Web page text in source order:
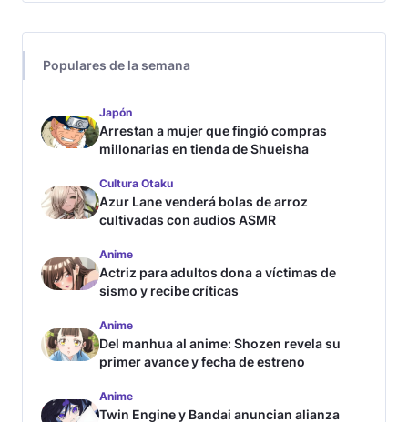
Populares de la semana
Japón
Arrestan a mujer que fingió compras
millonarias en tienda de Shueisha
Cultura Otaku
Azur Lane venderá bolas de arroz
cultivadas con audios ASMR
Anime
Actriz para adultos dona a víctimas de
sismo y recibe críticas
Anime
Del manhua al anime: Shozen revela su
primer avance y fecha de estreno
Anime
Twin Engine y Bandai anuncian alianza